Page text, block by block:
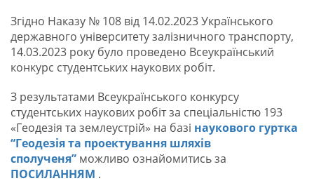
Згідно Наказу № 108 від 14.02.2023 Українського
державного університету залізничного транспорту,
14.03.2023 року було проведено Всеукраїнський
конкурс студентських наукових робіт.
З результатами Всеукраїнського конкурсу
студентських наукових робіт за спеціальністю 193
«Геодезія та землеустрій» на базі наукового гуртка
“Геодезія та проектування шляхів
сполученя” можливо ознайомитись за
ПОСИЛАННЯМ .